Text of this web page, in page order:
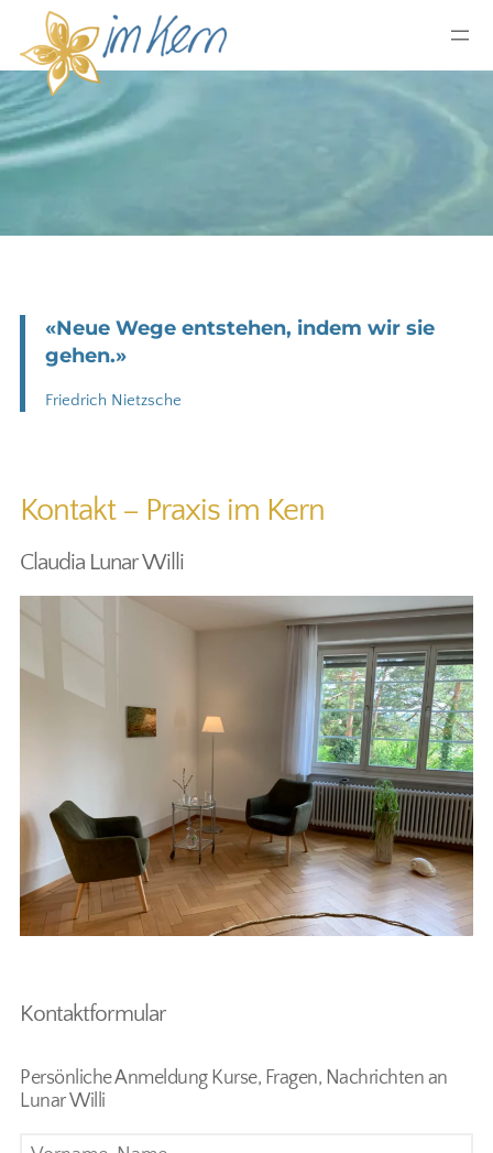
«Neue Wege entstehen, indem wir sie
gehen.»
Friedrich Nietzsche
Kontakt – Praxis im Kern
Claudia Lunar Willi
Kontaktformular
Persönliche Anmeldung Kurse, Fragen, Nachrichten an
Lunar Willi